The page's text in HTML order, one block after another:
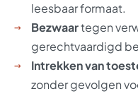
leesbaar formaat.
Bezwaartegen
gerechtvaardigd
Intrekken van
zonder gevolgen